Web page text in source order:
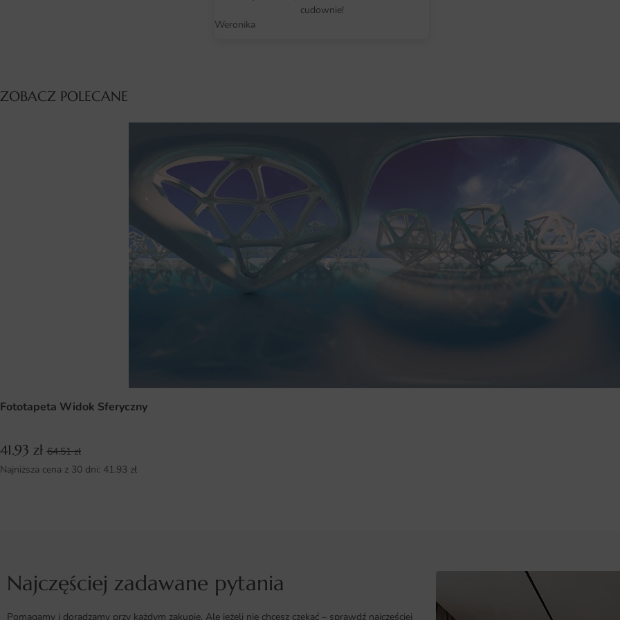
Przed zamówieniem zmierz
Dlaczego warto wybrać tę
Wybierając ten wzór, decydujesz
druku i wygodę zakupu. To dobre
i tych, którzy chcą szybko
Najważniejsze atuty fototapety
produkcja na zamówienie w
kompozycja świetnie współgra z
cudownie!
Weronika
ZOBACZ POLECANE
Fototapeta Widok Sferyczny
41.93 zł 64.51zł
Najniższa cena z 30 dni: 41.93 zł
Najczęściej zadawane pytania
Pomagamy i doradzamy przy każdym zakupie. Ale jeżeli nie chcesz czekać – sprawdź najczęściej